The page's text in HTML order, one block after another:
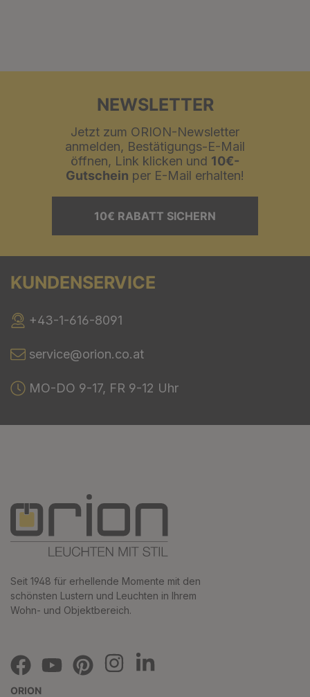
NEWSLETTER
Jetzt zum ORION-Newsletter
anmelden, Bestätigungs-E-Mail
öffnen, Link klicken und 10€-
Gutschein per E-Mail erhalten!
10€ RABATT SICHERN
KUNDENSERVICE
+43-1-616-8091
service@orion.co.at
MO-DO 9-17, FR 9-12 Uhr
Seit 1948 für erhellende Momente mit den
schönsten Lustern und Leuchten in Ihrem
Wohn- und Objektbereich.
ORION